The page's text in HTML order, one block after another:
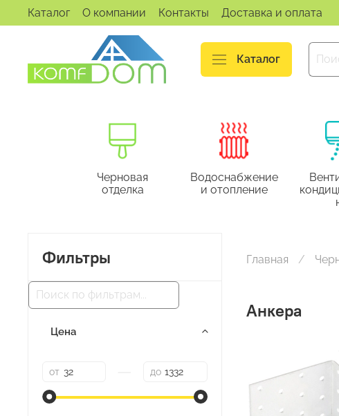
Каталог О компании Контакты Доставка и оплата
Каталог
Черновая
отделка
Водоснабжение
и отопление
Главная
Анкера
Фильтры
Цена
от до